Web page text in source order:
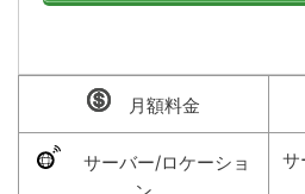
月額料金
サーバー/ロケーショ
サ